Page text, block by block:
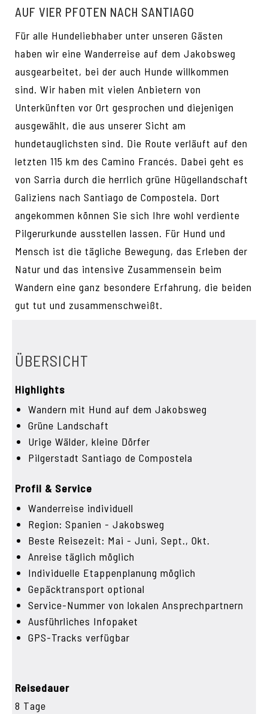
AUF VIER PFOTEN NACH SANTIAGO
Für alle Hundeliebhaber unter unseren Gästen
haben wir eine Wanderreise auf dem Jakobsweg
ausgearbeitet, bei der auch Hunde willkommen
sind. Wir haben mit vielen Anbietern von
Unterkünften vor Ort gesprochen und diejenigen
ausgewählt, die aus unserer Sicht am
hundetauglichsten sind. Die Route verläuft auf den
letzten 115 km des Camino Francés. Dabei geht es
von Sarria durch die herrlich grüne Hügellandschaft
Galiziens nach Santiago de Compostela. Dort
angekommen können Sie sich Ihre wohl verdiente
Pilgerurkunde ausstellen lassen. Für Hund und
Mensch ist die tägliche Bewegung, das Erleben der
Natur und das intensive Zusammensein beim
Wandern eine ganz besondere Erfahrung, die beiden
gut tut und zusammenschweißt.
ÜBERSICHT
Highlights
Wandern mit Hund auf dem Jakobsweg
Grüne Landschaft
Urige Wälder, kleine Dörfer
Pilgerstadt Santiago de Compostela
Profil & Service
Wanderreise individuell
Region: Spanien - Jakobsweg
Beste Reisezeit: Mai - Juni, Sept., Okt.
Anreise täglich möglich
Individuelle Etappenplanung möglich
Gepäcktransport optional
Service-Nummer von lokalen Ansprechpartnern
Ausführliches Infopaket
GPS-Tracks verfügbar
Reisedauer
8 Tage